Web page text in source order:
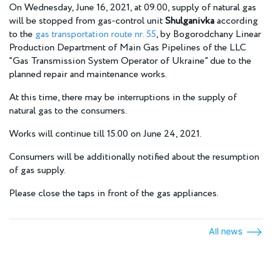
On Wednesday, June 16, 2021, at 09.00, supply of natural gas
will be stopped from gas-control unitShulganivkaaccording
to the gas transportation route nr. 55, by Bogorodchany Linear
Production Department of Main Gas Pipelines of the LLC
“Gas Transmission System Operator of Ukraine” due to the
planned repair and maintenance works.
At this time, there may be interruptions in the supply of
natural gas to the consumers.
Works will continue till 15.00 on June 24, 2021.
Consumers will be additionally notified about the resumption
of gas supply.
Please close the taps in front of the gas appliances.
All news